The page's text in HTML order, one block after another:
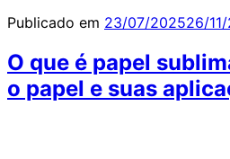
Publicado em 23/07/202526/
O que é papel
o papel e suas